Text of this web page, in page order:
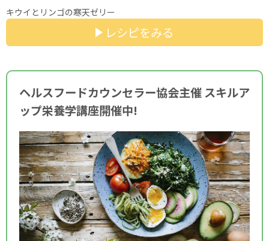
キウイとリンゴの寒天ゼリー
レシピをみる
ヘルスフードカウンセラー協会主催 スキルア
ップ栄養学講座開催中!